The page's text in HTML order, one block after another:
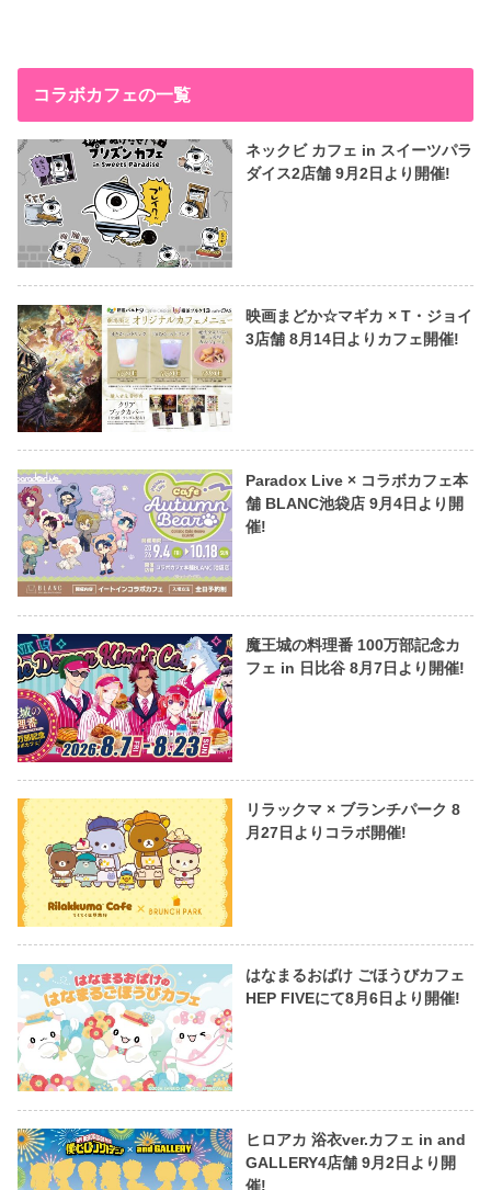
コラボカフェの一覧
ネックビ カフェ in スイーツパラ
ダイス2店舗 9月2日より開催!
映画まどか☆マギカ × T・ジョイ
3店舗 8月14日よりカフェ開催!
Paradox Live × コラボカフェ本
舗 BLANC池袋店 9月4日より開
催!
魔王城の料理番 100万部記念カ
フェ in 日比谷 8月7日より開催!
リラックマ × ブランチパーク 8
月27日よりコラボ開催!
はなまるおばけ ごほうびカフェ
HEP FIVEにて8月6日より開催!
ヒロアカ 浴衣ver.カフェ in and
GALLERY4店舗 9月2日より開
催!